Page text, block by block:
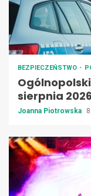
BEZPIECZEŃSTWO
sierpnia
Joanna Piotrowska